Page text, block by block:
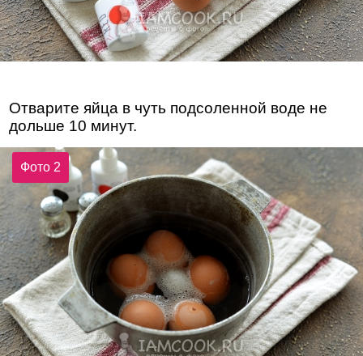
Отварите яйца в чуть подсоленной воде не
дольше 10 минут.
Фото 2